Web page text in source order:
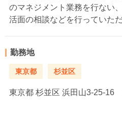
のマネジメント業務を行ない
活面の相談などを行っていただ
勤務地
東京都 杉並区
東京都 杉並区 浜田山3-25-16